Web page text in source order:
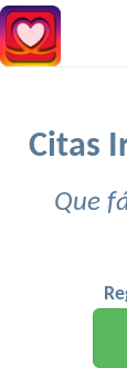
Citas
Que